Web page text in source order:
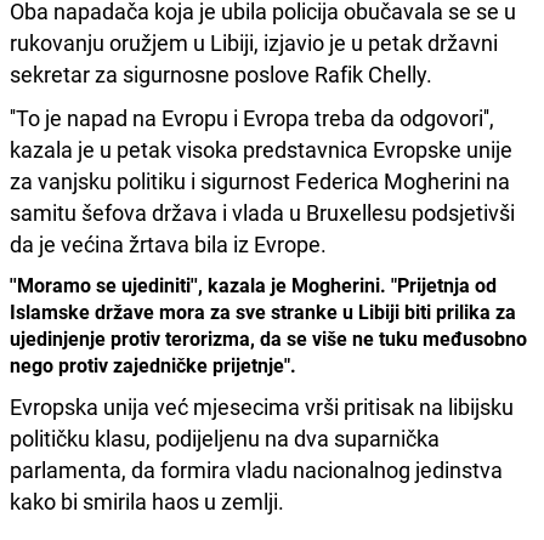
Oba napadača koja je ubila policija obučavala se se u
rukovanju oružjem u Libiji, izjavio je u petak državni
sekretar za sigurnosne poslove Rafik Chelly.
''To je napad na Evropu i Evropa treba da odgovori'',
kazala je u petak visoka predstavnica Evropske unije
za vanjsku politiku i sigurnost Federica Mogherini na
samitu šefova država i vlada u Bruxellesu podsjetivši
da je većina žrtava bila iz Evrope.
''Moramo se ujediniti'', kazala je Mogherini. "Prijetnja od
Islamske države mora za sve stranke u Libiji biti prilika za
ujedinjenje protiv terorizma, da se više ne tuku međusobno
nego protiv zajedničke prijetnje".
Evropska unija već mjesecima vrši pritisak na libijsku
političku klasu, podijeljenu na dva suparnička
parlamenta, da formira vladu nacionalnog jedinstva
kako bi smirila haos u zemlji.